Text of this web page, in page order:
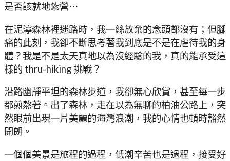
是否該就地紮營⋯
在泥濘森林裡迷路時，我一絲放棄的念頭都沒有；但腳
痛的此刻，我卻不斷思考著我到底是不是在虐待我的身
體？我是不是太天真地以為沒經驗的我，真的能承受這
樣的 thru-hiking 挑戰？
沿路幽靜平坦的森林步道，我卻無心欣賞，甚至每一步
都煎熬著。出了森林，走在以為無聊的柏油公路上，突
然眼前出現一片美麗的海灣浪潮，我的心情也頓時豁然
開朗。
一個個美景是旅程的過程，低潮辛苦也是過程，接受好